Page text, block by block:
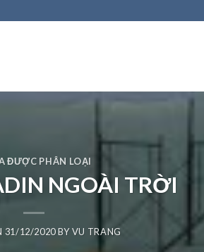
ĐƯỢC PHÂN LOẠI
NGOÀI TRỜI
31/12/2020BYVU TRANG